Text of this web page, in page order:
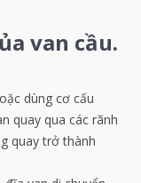
van cầu.
dùng cơ cấu
quay qua các rãnh
quay trở thành